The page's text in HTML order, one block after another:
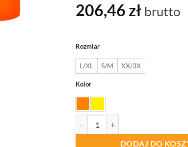
206,46 zł brutto
Rozmiar
L/XL S/M XX/3X
Kolor
DODAJ DO